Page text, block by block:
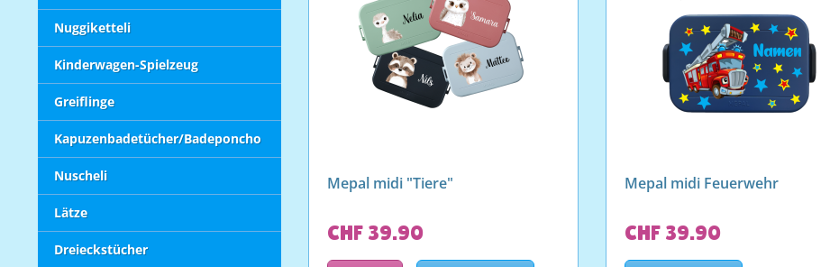
Nuggiketteli
Kinderwagen-Spielzeug
Greiflinge
Kapuzenbadetücher/Badeponcho
Nuscheli
Lätze
Dreieckstücher
Mepal midi "Tiere"
CHF 39.90
Mepal midi Feuerwehr
CHF 39.90